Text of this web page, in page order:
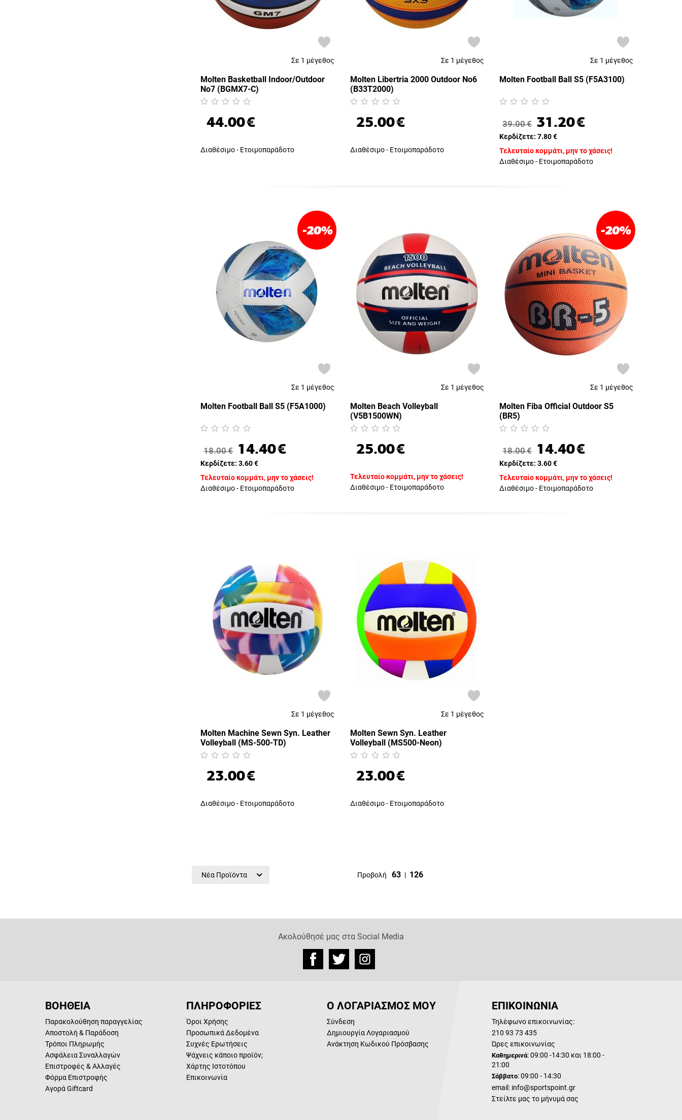
Σε 1 μέγεθος
Molten Basketball Indoor/Outdoor
No7 (BGMX7-C)
44.00€
Διαθέσιμο - Ετοιμοπαράδοτο
Σε 1 μέγεθος
Molten Libertria 2000 Outdoor No6
(B33T2000)
25.00€
Διαθέσιμο - Ετοιμοπαράδοτο
Σε 1 μέγεθος
Molten Football Ball S5 (F5A3100)
39.00€ 31.20€
Κερδίζετε: 7.80€
Τελευταίο κομμάτι, μην το χάσεις!
Διαθέσιμο - Ετοιμοπαράδοτο
-20%
Σε 1 μέγεθος
Molten Football Ball S5 (F5A1000)
18.00€ 14.40€
Κερδίζετε: 3.60€
Τελευταίο κομμάτι, μην το χάσεις!
Διαθέσιμο - Ετοιμοπαράδοτο
Σε 1 μέγεθος
Molten Beach Volleyball
(V5B1500WN)
25.00€
Τελευταίο κομμάτι, μην το χάσεις!
Διαθέσιμο - Ετοιμοπαράδοτο
-20%
Σε 1 μέγεθος
Molten Fiba Official Outdoor S5
(BR5)
18.00€ 14.40€
Κερδίζετε: 3.60€
Τελευταίο κομμάτι, μην το χάσεις!
Διαθέσιμο - Ετοιμοπαράδοτο
Σε 1 μέγεθος
Molten Machine Sewn Syn. Leather
Volleyball (MS-500-TD)
23.00€
Διαθέσιμο - Ετοιμοπαράδοτο
Σε 1 μέγεθος
Molten Sewn Syn. Leather
Volleyball (MS500-Neon)
23.00€
Διαθέσιμο - Ετοιμοπαράδοτο
Νέα Προϊόντα Προβολή 63 | 126
Ακολούθησέ μας στα Social Media
ΒΟΗΘΕΙΑ
Παρακολούθηση παραγγελίας
Αποστολή & Παράδοση
Τρόποι Πληρωμής
Ασφάλεια Συναλλαγών
Επιστροφές & Αλλαγές
Φόρμα Επιστροφής
Αγορά Giftcard
ΠΛΗΡΟΦΟΡΙΕΣ
Όροι Χρήσης
Προσωπικά Δεδομένα
Συχνές Ερωτήσεις
Ψάχνεις κάποιο προϊόν;
Χάρτης Ιστοτόπου
Επικοινωνία
Ο ΛΟΓΑΡΙΑΣΜΟΣ ΜΟΥ
Σύνδεση
Δημιουργία Λογαριασμού
Ανάκτηση Κωδικού Πρόσβασης
ΕΠΙΚΟΙΝΩΝΙΑ
Τηλέφωνο επικοινωνίας:
210 93 73 435
Ώρες επικοινωνίας
Καθημερινά: 09:00 -14:30 και 18:00 -
21:00
Σάββατο: 09:00 - 14:30
email: info@sportspoint.gr
Στείλτε μας το μήνυμά σας